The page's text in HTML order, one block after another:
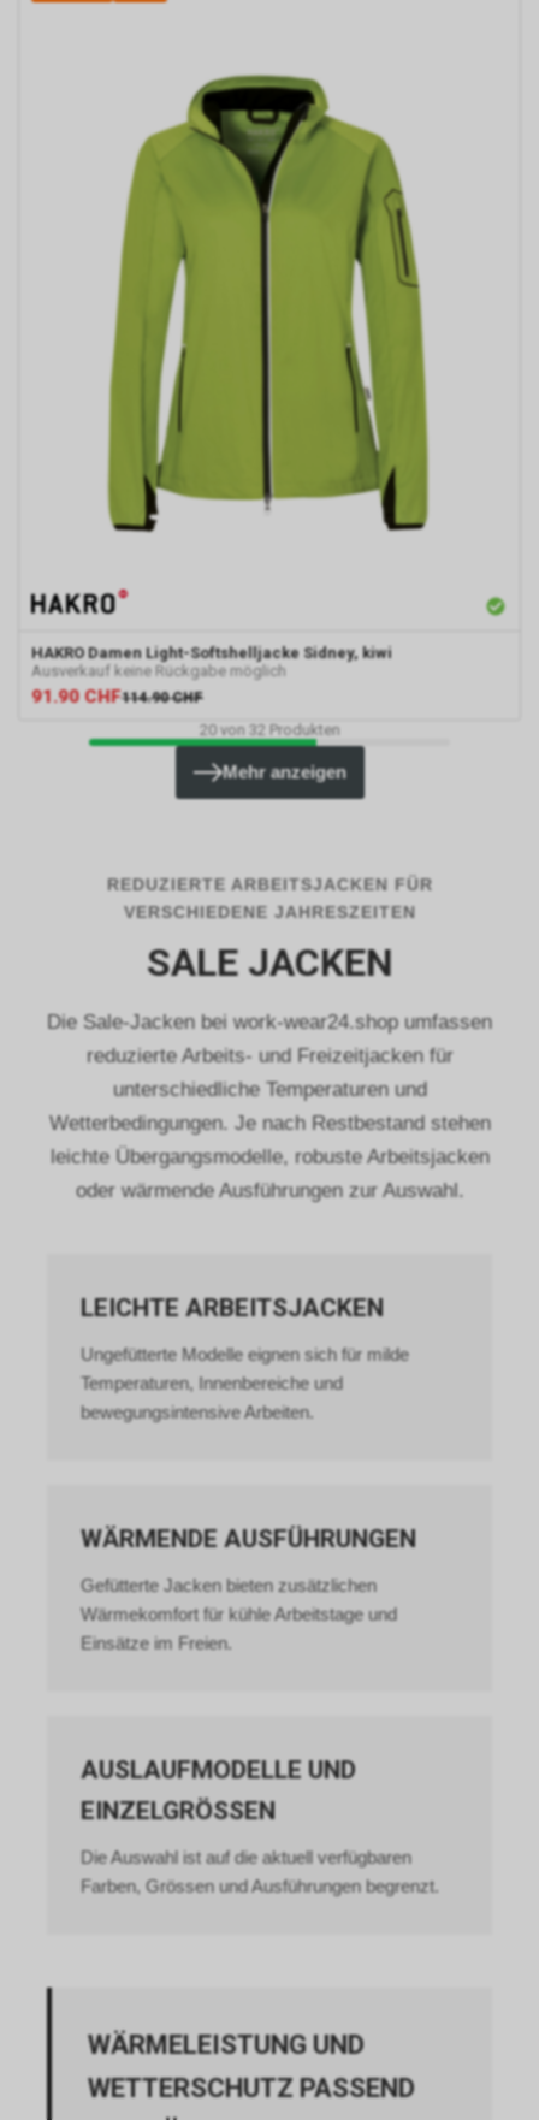
HAKRO Damen Light-Softshelljacke Sidney, kiwi
Ausverkauf keine Rückgabe möglich
91.90 CHF114.90 CHF
20von 32 Produkten
Mehr anzeigen
REDUZIERTE ARBEITSJACKEN FÜR
VERSCHIEDENE JAHRESZEITEN
SALE JACKEN
Die Sale-Jacken bei work-wear24.shop umfassen
reduzierte Arbeits- und Freizeitjacken für
unterschiedliche Temperaturen und
Wetterbedingungen. Je nach Restbestand stehen
leichte Übergangsmodelle, robuste Arbeitsjacken
oder wärmende Ausführungen zur Auswahl.
LEICHTE ARBEITSJACKEN
Ungefütterte Modelle eignen sich für milde
Temperaturen, Innenbereiche und
bewegungsintensive Arbeiten.
WÄRMENDE AUSFÜHRUNGEN
Gefütterte Jacken bieten zusätzlichen
Wärmekomfort für kühle Arbeitstage und
Einsätze im Freien.
AUSLAUFMODELLE UND
EINZELGRÖSSEN
Die Auswahl ist auf die aktuell verfügbaren
Farben, Grössen und Ausführungen begrenzt.
WÄRMELEISTUNG UND
WETTERSCHUTZ PASSEND